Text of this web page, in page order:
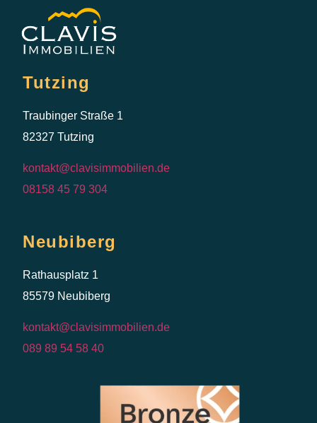
Tutzing
Traubinger Straße 1
82327 Tutzing
kontakt@clavisimmobilien.de
08158 45 79 304
Neubiberg
Rathausplatz 1
85579 Neubiberg
kontakt@clavisimmobilien.de
089 89 54 58 40